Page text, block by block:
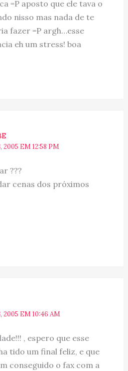
=P aposto que ele tava o
nisso mas nada de te
fazer =P argh…esse
eh um stress! boa
2005 EM 12:58 PM
???
cenas dos próximos
2005 EM 10:46 AM
, espero que esse
tido um final feliz, e que
conseguido o fax com a